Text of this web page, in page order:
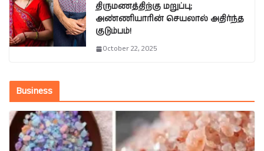
திருமணத்திற்கு மறுப்பு;
அண்ணியாரின் செயலால் அதிர்ந்த
குடும்பம்!
October 22, 2025
Business